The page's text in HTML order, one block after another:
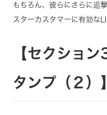
もちろん、彼らにさらに追
スターカスタマーに有効な
【セクショ
タンプ（２）